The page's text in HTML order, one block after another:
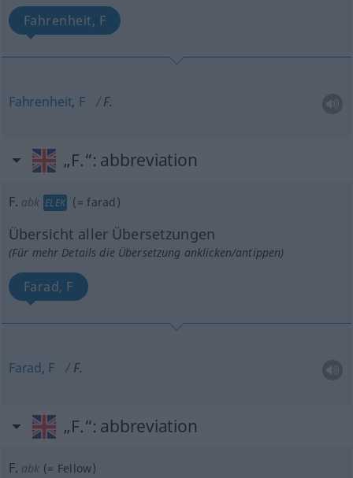
Fahrenheit, F
Fahrenheit, F F.
„F.“: abbreviation
F. abk ELEK (=farad )
Übersicht aller Übersetzungen
(Für mehr Details die Übersetzung anklicken/antippen)
Farad, F
Farad, F F.
„F.“: abbreviation
F. abk (= Fellow)